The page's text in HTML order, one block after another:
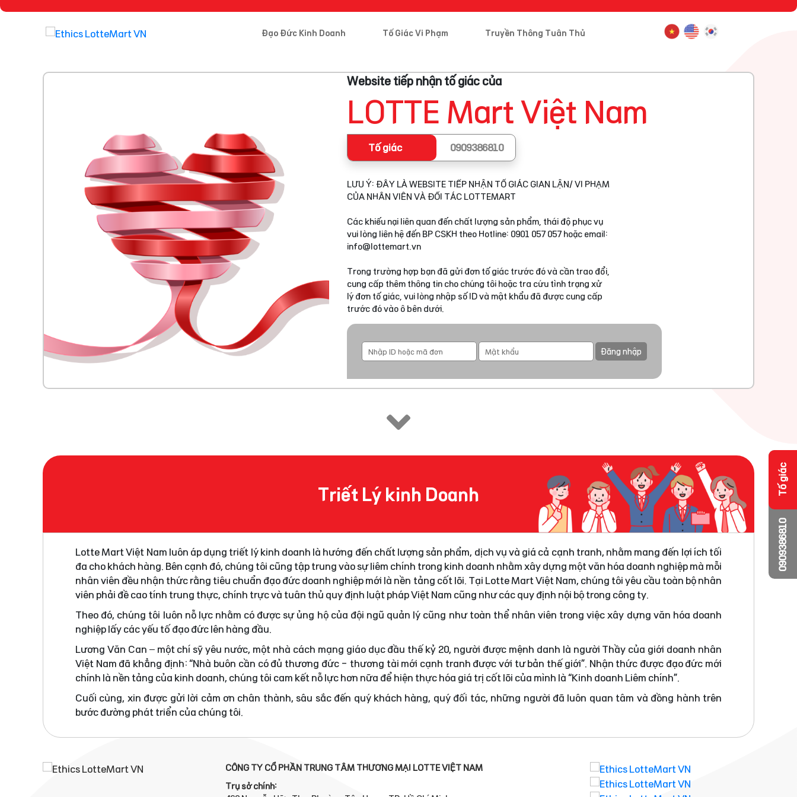
Đạo Đức Kinh Doanh Tố Giác Vi Phạm Truyền Thông Tuân Thủ
Website tiếp nhận tố giác của
LOTTE Mart Việt Nam
Tố giác 0909386810
LƯU Ý: ĐÂY LÀ WEBSITE TIẾP NHẬN TỐ GIÁC GIAN LẬN/ VI PHẠM
CỦA NHÂN VIÊN VÀ ĐỐI TÁC LOTTEMART
Các khiếu nại liên quan đến chất lượng sản phẩm, thái độ phục vụ
vui lòng liên hệ đến BP CSKH theo Hotline: 0901 057 057 hoặc email:
info@lottemart.vn
Trong trường hợp bạn đã gửi đơn tố giác trước đó và cần trao đổi,
cung cấp thêm thông tin cho chúng tôi hoặc tra cứu tình trạng xử
lý đơn tố giác, vui lòng nhập số ID và mật khẩu đã được cung cấp
trước đó vào ô bên dưới.
Đăng nhập
Triết Lý kinh Doanh
Lotte Mart Việt Nam luôn áp dụng triết lý kinh doanh là hướng đến chất lượng sản phẩm, dịch vụ và giá cả cạnh tranh, nhằm mang đến lợi ích tối
đa cho khách hàng. Bên cạnh đó, chúng tôi cũng tập trung vào sự liêm chính trong kinh doanh nhằm xây dựng một văn hóa doanh nghiệp mà mỗi
nhân viên đều nhận thức rằng tiêu chuẩn đạo đức doanh nghiệp mới là nền tảng cốt lõi. Tại Lotte Mart Việt Nam, chúng tôi yêu cầu toàn bộ nhân
viên phải đề cao tính trung thực, chính trực và tuân thủ quy định luật pháp Việt Nam cũng như các quy định nội bộ trong công ty.
Theo đó, chúng tôi luôn nỗ lực nhằm có được sự ủng hộ của đội ngũ quản lý cũng như toàn thể nhân viên trong việc xây dựng văn hóa doanh
nghiệp lấy các yếu tố đạo đức lên hàng đầu.
Lương Văn Can – một chí sỹ yêu nước, một nhà cách mạng giáo dục đầu thế kỷ 20, người được mệnh danh là người Thầy của giới doanh nhân
Việt Nam đã khẳng định: “Nhà buôn cần có đủ thương đức - thương tài mới cạnh tranh được với tư bản thế giới”. Nhận thức được đạo đức mới
chính là nền tảng của kinh doanh, chúng tôi cam kết nỗ lực hơn nữa để hiện thực hóa giá trị cốt lõi của mình là “Kinh doanh Liêm chính”.
Cuối cùng, xin được gửi lời cảm ơn chân thành, sâu sắc đến quý khách hàng, quý đối tác, những người đã luôn quan tâm và đồng hành trên
bước đường phát triển của chúng tôi.
CÔNG TY CỔ PHẦN TRUNG TÂM THƯƠNG MẠI LOTTE VIỆT NAM
Trụ sở chính:
0909386810
Tố giác